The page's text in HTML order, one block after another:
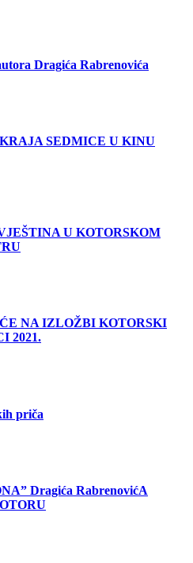
Dragića Rabrenovića
SEDMICE U KINU
U KOTORSKOM
NA IZLOŽBI KOTORSKI
2021.
priča
Dragića RabrenovićA